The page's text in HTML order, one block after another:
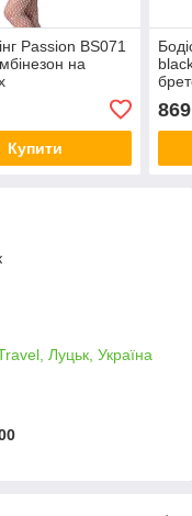
Passion BS071
на
Купити
869
Луцьк, Україна